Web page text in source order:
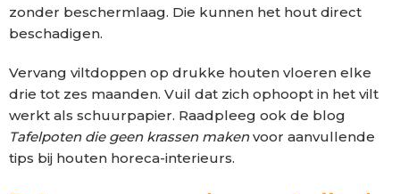
zonder beschermlaag. Die kunnen het hout direct
beschadigen.
Vervang viltdoppen op drukke houten vloeren elke
drie tot zes maanden. Vuil dat zich ophoopt in het vilt
werkt als schuurpapier. Raadpleeg ook de blog
Tafelpoten die geen krassen makenvoor aanvullende
tips bij houten horeca-interieurs.